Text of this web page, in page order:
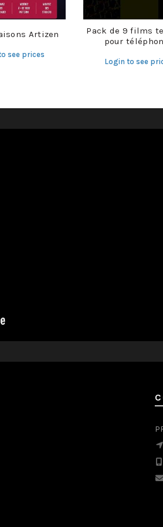
Artizen
see prices
Pack de 9 films
pour
Login to see